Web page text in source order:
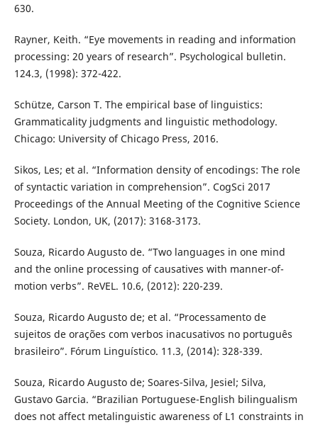
630.
Rayner, Keith. “Eye movements in reading and information
processing: 20 years of research”. Psychological bulletin.
124.3, (1998): 372-422.
Schütze, Carson T. The empirical base of linguistics:
Grammaticality judgments and linguistic methodology.
Chicago: University of Chicago Press, 2016.
Sikos, Les; et al. “Information density of encodings: The role
of syntactic variation in comprehension”. CogSci 2017
Proceedings of the Annual Meeting of the Cognitive Science
Society. London, UK, (2017): 3168-3173.
Souza, Ricardo Augusto de. “Two languages in one mind
and the online processing of causatives with manner-of-
motion verbs”. ReVEL. 10.6, (2012): 220-239.
Souza, Ricardo Augusto de; et al. “Processamento de
sujeitos de orações com verbos inacusativos no português
brasileiro”. Fórum Linguístico. 11.3, (2014): 328-339.
Souza, Ricardo Augusto de; Soares-Silva, Jesiel; Silva,
Gustavo Garcia. “Brazilian Portuguese-English bilingualism
does not affect metalinguistic awareness of L1 constraints in